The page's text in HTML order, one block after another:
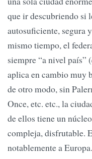
que ir descubriendo si
autosuficiente, segura
mismo tiempo, el
siempre “a nivel
aplica en cambio muy
de otro modo, sin
Once, etc. etc., la
de ellos tiene un
compleja, disfrutable.
notablemente a Europa.